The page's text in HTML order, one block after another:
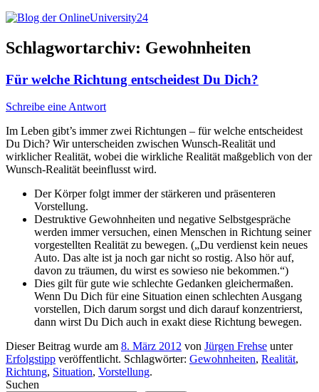
Schlagwortarchiv: Gewohnheiten
Für welche Richtung entscheidest Du Dich?
Schreibe eine Antwort
Im Leben gibt’s immer zwei Richtungen – für welche entscheidest
Du Dich? Wir unterscheiden zwischen Wunsch-Realität und
wirklicher Realität, wobei die wirkliche Realität maßgeblich von der
Wunsch-Realität beeinflusst wird.
Der Körper folgt immer der stärkeren und präsenteren
Vorstellung.
Destruktive Gewohnheiten und negative Selbstgespräche
werden immer versuchen, einen Menschen in Richtung seiner
vorgestellten Realität zu bewegen. („Du verdienst kein neues
Auto. Das alte ist ja noch gar nicht so rostig. Also hör auf,
davon zu träumen, du wirst es sowieso nie bekommen.“)
Dies gilt für gute wie schlechte Gedanken gleichermaßen.
Wenn Du Dich für eine Situation einen schlechten Ausgang
vorstellen, Dich darum sorgst und dich darauf konzentrierst,
dann wirst Du Dich auch in exakt diese Richtung bewegen.
Dieser Beitrag wurde am 8. März 2012 von Jürgen Frehse unter
Erfolgstipp veröffentlicht. Schlagwörter: Gewohnheiten, Realität,
Richtung, Situation, Vorstellung.
Suchen